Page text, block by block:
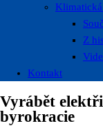
Klimatická
Z
Kontakt
Vyrábět
byrokracie